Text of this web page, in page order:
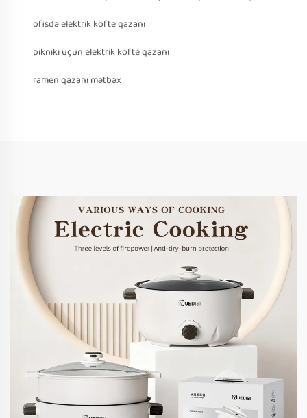
ofisdə elektrik köfte qazanı
pikniki üçün elektrik köfte qazanı
ramen qazanı mətbəx